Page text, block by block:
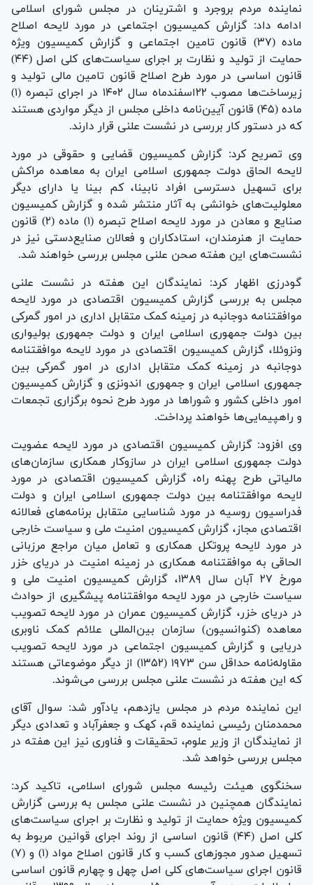
نماینده مردم بروجرد و اشترینان در مجلس شورای اسلامی
ادامه داد: گزارش کمیسیون اجتماعی در مورد لایحه اصلاح
ماده (۳۷) قانون تامین اجتماعی و گزارش کمیسیون ویژه
حمایت از تولید و نظارت بر اجرای سیاست‌های کلی اصل (۴۴)
قانون اساسی در مورد طرح اصلاح قانون تامین مالی تولید و
زیرساخت‌ها مصوب ۲۲اسفندماه سال ۱۴۰۲ در اجرای تبصره (۱)
ماده (۴۵) قانون آیین‌نامه داخلی مجلس از دیگر مواردی هستند
که در دستور کار بررسی در نشست علنی قرار دارند.
وی تصریح کرد: گزارش کمیسیون قضایی و حقوقی در مورد
لایحه الحاق دولت جمهوری اسلامی ایران به معاهده مراکش
برای تسهیل دسترسی افراد نابینا، کم بینا یا دارای دیگر
معلولیت‌های خوانشی به آثار منتشر شده و گزارش کمیسیون
صنایع و معادن در مورد لایحه اصلاح تبصره (۱) ماده (۲) قانون
حمایت از هنرمندان، استادکاران و فعالان صنایع‌دستی نیز در
نشست‌های این هفته صحن علنی مجلس بررسی خواهند شد.
گودرزی اظهار کرد: نمایندگان این هفته در نشست علنی
مجلس به بررسی گزارش کمیسیون اقتصادی در مورد لایحه
موافقتنامه دوجانبه در زمینه کمک متقابل اداری در امور گمرکی
بین دولت جمهوری اسلامی ایران و دولت جمهوری بولیواری
ونزوئلا، گزارش کمیسیون اقتصادی در مورد لایحه موافقتنامه
دوجانبه در زمینه کمک متقابل اداری در امور گمرکی بین
جمهوری اسلامی ایران و جمهوری اندونزی و گزارش کمیسیون
امور داخلی کشور و شورا‌ها در مورد طرح نحوه برگزاری تجمعات
و راهپیمایی‌ها خواهند پرداخت.
وی افزود: گزارش کمیسیون اقتصادی در مورد لایحه عضویت
دولت جمهوری اسلامی ایران در سازوکار همکاری سازمان‌های
مالیاتی طرح پهنه راه، گزارش کمیسیون اقتصادی در مورد
لایحه موافقتنامه بین دولت جمهوری اسلامی ایران و دولت
فدراسیون روسیه در مورد شناسایی متقابل برنامه‌های فعالانه
اقتصادی مجاز، گزارش کمیسیون امنیت ملی و سیاست خارجی
در مورد لایحه پروتکل همکاری و تعامل میان مراجع مرزبانی
الحاقی به موافقتنامه همکاری در زمینه امنیت در دریای خزر
مورخ ۲۷ آبان سال ۱۳۸۹، گزارش کمیسیون امنیت ملی و
سیاست خارجی در مورد لایحه موافقتنامه پیشگیری از حوادث
در دریای خزر، گزارش کمیسیون عمران در مورد لایحه تصویب
معاهده (کنوانسیون) سازمان بین‌المللی علائم کمک ناوبری
دریایی و گزارش کمیسیون اجتماعی در مورد لایحه تصویب
مقاوله‌نامه حداقل سن ۱۹۷۳ (۱۳۵۲) از دیگر موضوعاتی هستند
که این هفته در نشست علنی مجلس بررسی می‌شوند.
این نماینده مردم در مجلس یازدهم، یادآور شد: سوال آقای
محمدمنان رئیسی نماینده قم، کهک و جعفرآباد و تعدادی دیگر
از نمایندگان از وزیر علوم، تحقیقات و فناوری نیز این هفته در
مجلس بررسی خواهد شد.
سخنگوی هیئت رئیسه مجلس شورای اسلامی، تاکید کرد:
نمایندگان همچنین در نشست علنی مجلس به بررسی گزارش
کمیسیون ویژه حمایت از تولید و نظارت بر اجرای سیاست‌های
کلی اصل (۴۴) قانون اساسی از روند اجرای قوانین مربوط به
تسهیل صدور مجوز‌های کسب و کار قانون اصلاح مواد (۱) و (۷)
قانون اجرای سیاست‌های کلی اصل چهل و چهارم قانون اساسی